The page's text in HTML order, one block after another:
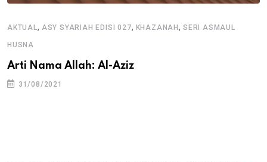
AKTUAL, ASY SYARIAH EDISI 027, KHAZANAH,SERI ASMAUL
HUSNA
Arti Nama Allah: Al-Aziz
31/08/2021